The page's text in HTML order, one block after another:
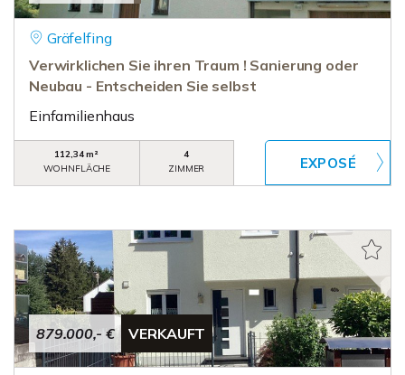
Gräfelfing
Verwirklichen Sie ihren Traum ! Sanierung oder
Neubau - Entscheiden Sie selbst
Einfamilienhaus
112,34 m²
WOHNFLÄCHE
4
ZIMMER
879.000,- € VERKAUFT